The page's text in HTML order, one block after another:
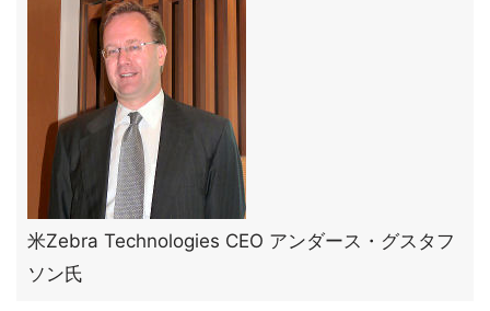
米Zebra Technologies CEO アンダース・グスタフ
ソン氏